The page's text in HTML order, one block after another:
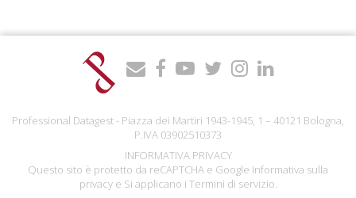
Professional Datagest - Piazza dei Martiri 1943-1945, 1 – 40121 Bologna,
P.IVA 03902510373
INFORMATIVA PRIVACY
Questo sito è protetto da reCAPTCHA e Google Informativa sulla
privacye Si applicano i Termini di servizio